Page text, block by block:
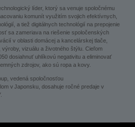
líder, ktorý sa venuje spoločnému
komunít využitím svojich efektívnych,
a tiež digitálnych technológií na prepojenie
sa zameriava na riešenie spoločenských
v oblasti domácej a kancelárskej tlače,
vizuálu a životného štýlu. Cieľom
dosiahnuť uhlíkovú negativitu a eliminovať
zdrojov, ako sú ropa a kovy.
vedená spoločnosťou
v Japonsku, dosahuje ročné predaje v